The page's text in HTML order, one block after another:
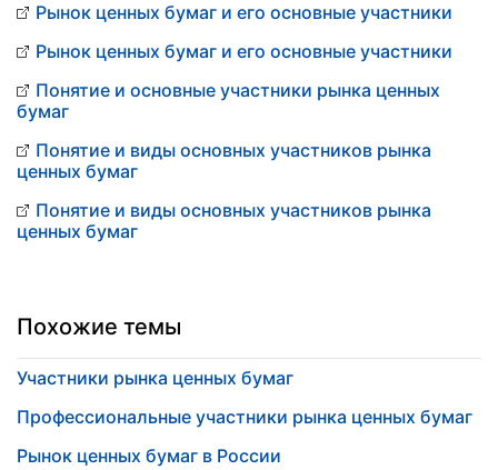
Рынок ценных бумаг и его основные участники
Рынок ценных бумаг и его основные участники
Понятие и основные участники рынка ценных
бумаг
Понятие и виды основных участников рынка
ценных бумаг
Понятие и виды основных участников рынка
ценных бумаг
Похожие темы
Участники рынка ценных бумаг
Профессиональные участники рынка ценных бумаг
Рынок ценных бумаг в России